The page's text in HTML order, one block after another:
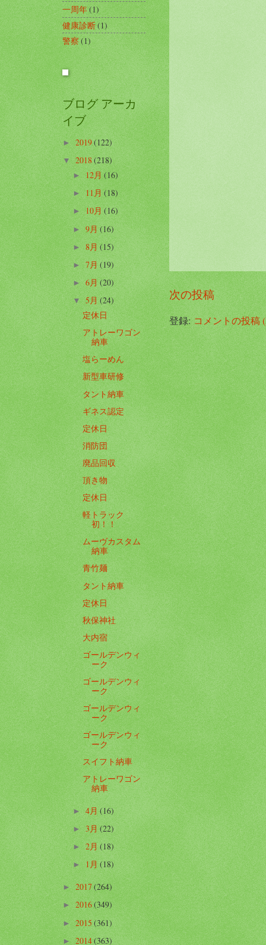
次の投稿
登録:コメントの投稿
一周年(1)
健康診断(1)
警察 (1)
ブログ アーカ
イブ
►2019(122)
▼ 2018(218)
►12月(16)
►11月(18)
►10月(16)
►9月(16)
► 8月(15)
► 7月(19)
►6月(20)
▼5月(24)
定休日
アトレーワゴン
納車
塩らーめん
新型車研修
タント納車
ギネス認定
定休日
消防団
廃品回収
頂き物
定休日
軽トラック
初！！
ムーヴカスタム
納車
青竹麺
タント納車
定休日
秋保神社
大内宿
ゴールデンウィ
ーク
ゴールデンウィ
ーク
ゴールデンウィ
ーク
ゴールデンウィ
ーク
スイフト納車
アトレーワゴン
納車
► 4月(16)
►3月(22)
►2月(18)
►1月(18)
►2017(264)
►2016(349)
►2015(361)
►2014(363)